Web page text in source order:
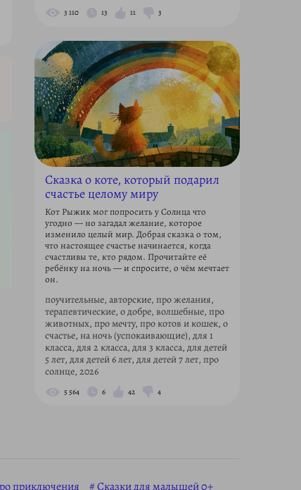
3 110 13 11 3
Сказка о коте, который подарил
счастье целому миру
Кот Рыжик мог попросить у Солнца что
угодно — но загадал желание, которое
изменило целый мир. Добрая сказка о том,
что настоящее счастье начинается, когда
счастливы те, кто рядом. Прочитайте её
ребёнку на ночь — и спросите, о чём мечтает
он.
поучительные, авторские, про желания,
терапевтические, о добре, волшебные, про
животных, про мечту, про котов и кошек, о
счастье, на ночь (успокаивающие), для 1
класса, для 2 класса, для 3 класса, для детей
5 лет, для детей 6 лет, для детей 7 лет, про
солнце, 2026
5 564 6 42 4
приключения Сказки для малышей 0+